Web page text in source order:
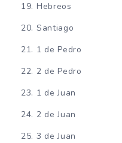
Hebreos
Santiago
1 de Pedro
2 de Pedro
1 de Juan
2 de Juan
3 de Juan